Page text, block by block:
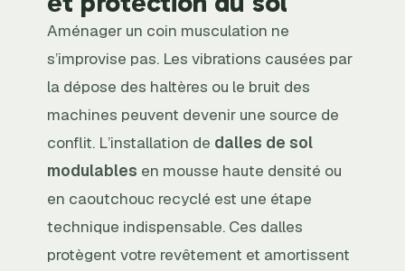
Aménager un coin musculation ne
s’improvise pas. Les vibrations causées par
la dépose des haltères ou le bruit des
machines peuvent devenir une source de
conflit. L’installation de dalles de sol
modulables en mousse haute densité ou
en caoutchouc recyclé est une étape
technique indispensable. Ces dalles
protègent votre revêtement et amortissent